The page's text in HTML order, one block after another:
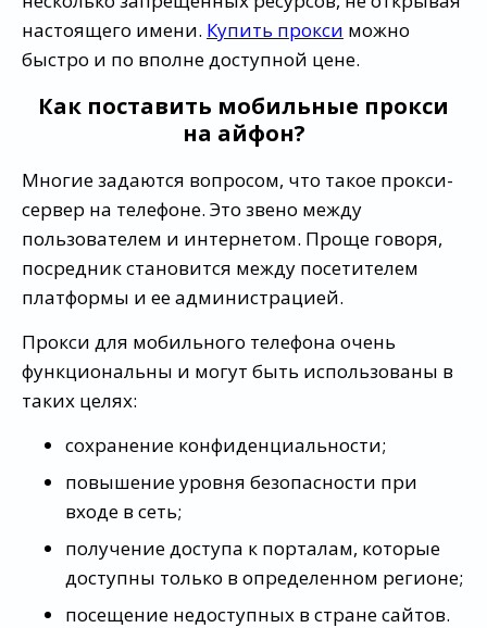
настоящего имени. Купить прокси можно
быстро и по вполне доступной цене.
Как поставить мобильные прокси
на айфон?
Многие задаются вопросом, что такое прокси-
сервер на телефоне. Это звено между
пользователем и интернетом. Проще говоря,
посредник становится между посетителем
платформы и ее администрацией.
Прокси для мобильного телефона очень
функциональны и могут быть использованы в
таких целях:
сохранение конфиденциальности;
повышение уровня безопасности при
входе в сеть;
получение доступа к порталам, которые
доступны только в определенном регионе;
посещение недоступных в стране сайтов.